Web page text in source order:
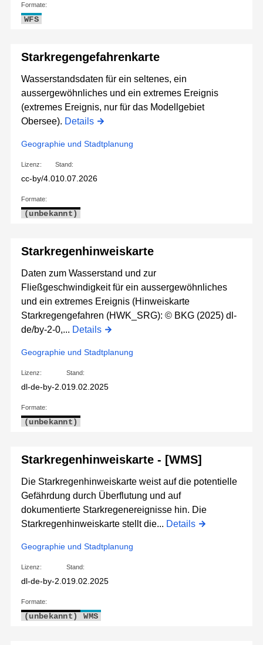
Formate:
WFS
Starkregengefahrenkarte
Wasserstandsdaten für ein seltenes, ein
aussergewöhnliches und ein extremes Ereignis
(extremes Ereignis, nur für das Modellgebiet
Obersee). Details
Geographie und Stadtplanung
Lizenz:
cc-by/4.0
Stand:
10.07.2026
Formate:
(unbekannt)
Starkregenhinweiskarte
Daten zum Wasserstand und zur
Fließgeschwindigkeit für ein aussergewöhnliches
und ein extremes Ereignis (Hinweiskarte
Starkregengefahren (HWK_SRG): © BKG (2025) dl-
de/by-2-0,... Details
Geographie und Stadtplanung
Lizenz:
dl-de-by-2.0
Stand:
19.02.2025
Formate:
(unbekannt)
Starkregenhinweiskarte - [WMS]
Die Starkregenhinweiskarte weist auf die potentielle
Gefährdung durch Überflutung und auf
dokumentierte Starkregenereignisse hin. Die
Starkregenhinweiskarte stellt die... Details
Geographie und Stadtplanung
Lizenz:
dl-de-by-2.0
Stand:
19.02.2025
Formate:
(unbekannt) WMS